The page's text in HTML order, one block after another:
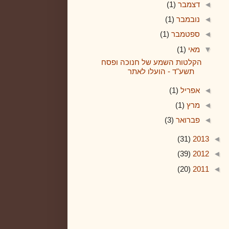
◄ דצמבר (1)
◄ נובמבר (1)
◄ ספטמבר (1)
▼ מאי (1)
הקלטות השמע של חנוכה ופסח
תשע"ד - הועלו לאתר
◄ אפריל (1)
◄ מרץ (1)
◄ פברואר (3)
◄
2013
(31)
◄
2012
(39)
◄
2011
(20)